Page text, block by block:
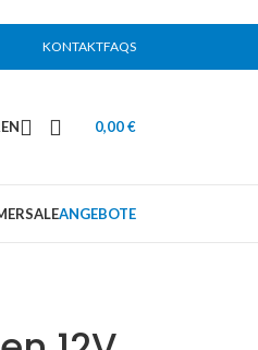
KONTAKTFAQS
0,00€
ANGEBOTE